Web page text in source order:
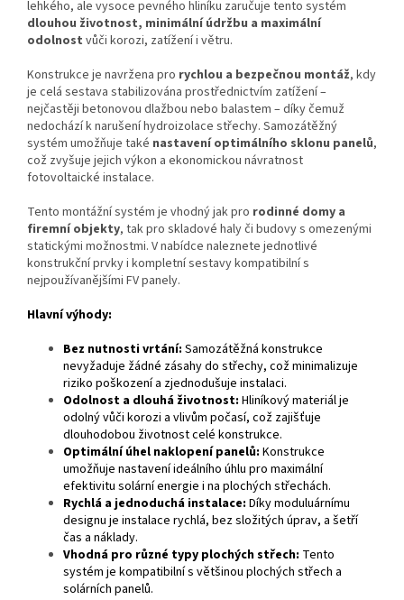
lehkého, ale vysoce pevného hliníku zaručuje tento systém
dlouhou životnost, minimální údržbu a maximální
odolnost vůči korozi, zatížení i větru.
Konstrukce je navržena pro rychlou a bezpečnou montáž, kdy
je celá sestava stabilizována prostřednictvím zatížení –
nejčastěji betonovou dlažbou nebo balastem – díky čemuž
nedochází k narušení hydroizolace střechy. Samozátěžný
systém umožňuje také nastavení optimálního sklonu panelů,
což zvyšuje jejich výkon a ekonomickou návratnost
fotovoltaické instalace.
Tento montážní systém je vhodný jak pro rodinné domy a
firemní objekty, tak pro skladové haly či budovy s omezenými
statickými možnostmi. V nabídce naleznete jednotlivé
konstrukční prvky i kompletní sestavy kompatibilní s
nejpoužívanějšími FV panely.
Hlavní výhody:
Bez nutnosti vrtání: Samozátěžná konstrukce
nevyžaduje žádné zásahy do střechy, což minimalizuje
riziko poškození a zjednodušuje instalaci.
Odolnost a dlouhá životnost: Hliníkový materiál je
odolný vůči korozi a vlivům počasí, což zajišťuje
dlouhodobou životnost celé konstrukce.
Optimální úhel naklopení panelů: Konstrukce
umožňuje nastavení ideálního úhlu pro maximální
efektivitu solární energie i na plochých střechách.
Rychlá a jednoduchá instalace: Díky moduluárnímu
designu je instalace rychlá, bez složitých úprav, a šetří
čas a náklady.
Vhodná pro různé typy plochých střech: Tento
systém je kompatibilní s většinou plochých střech a
solárních panelů.